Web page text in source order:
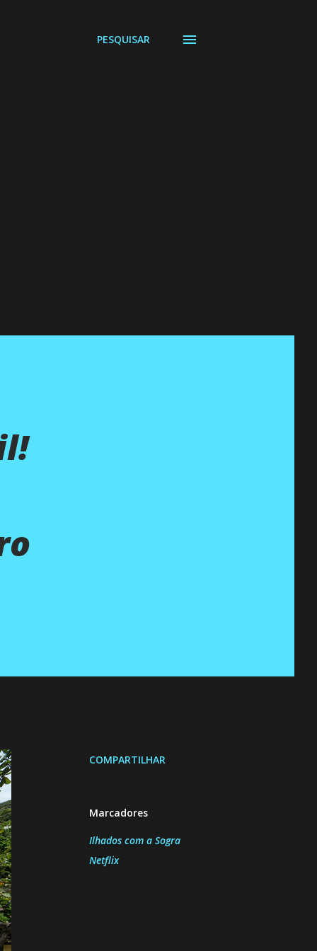
PESQUISAR
COMPARTILHAR
Marcadores
Ilhados com a Sogra
Netflix